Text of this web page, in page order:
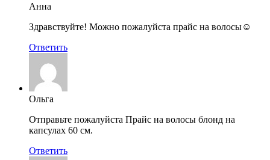
Анна
Здравствуйте! Можно пожалуйста прайс на волосы☺️
Ответить
Ольга
Отправьте пожалуйста Прайс на волосы блонд на
капсулах 60 см.
Ответить